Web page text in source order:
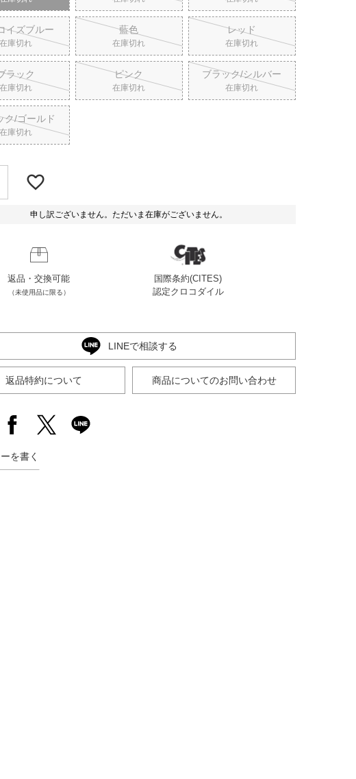
基づく表示
イズブルー
在庫切れ
藍色
在庫切れ
レッド
在庫切れ
ラック
在庫切れ
ピンク
在庫切れ
ブラック/シルバー
在庫切れ
ク/ゴールド
在庫切れ
申し訳ございません。ただいま在庫がございません。
返品・交換可能
（未使用品に限る）
国際条約(CITES)
認定クロコダイル
LINEで相談する
返品特約について 商品についてのお問い合わせ
を書く